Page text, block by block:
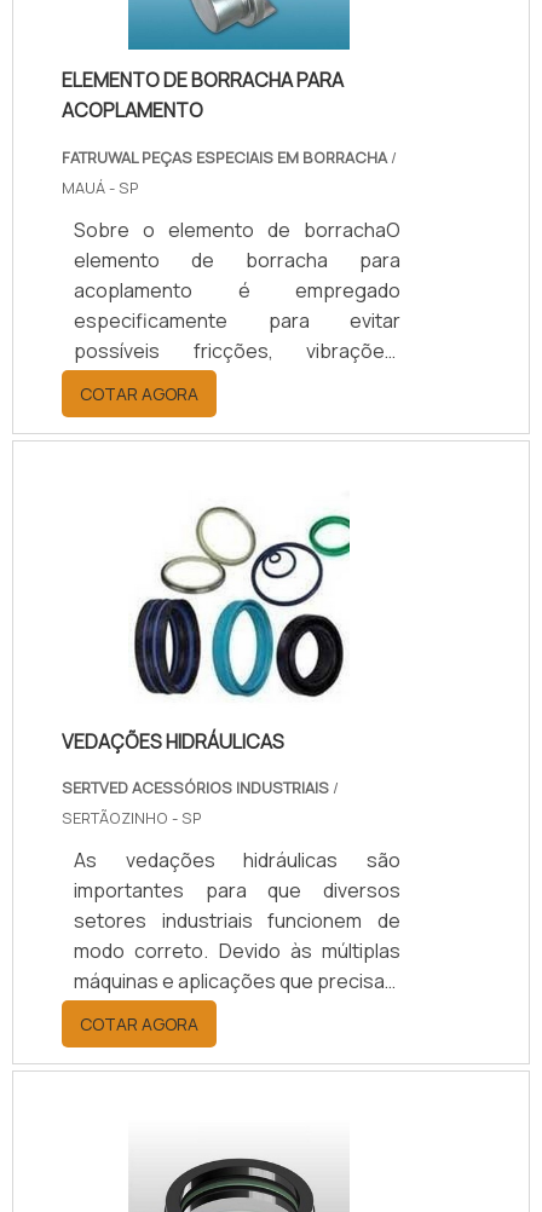
ELEMENTO DE BORRACHA PARA
ACOPLAMENTO
FATRUWAL PEÇAS ESPECIAIS EM BORRACHA /
MAUÁ - SP
Sobre o elemento de borrachaO
elemento de borracha para
acoplamento é empregado
especificamente para evitar
possíveis fricções, vibrações,
deslocamentos e fissuras dos
componentes metálicos dos
maquinários, realizando maior
máquinas pesadas, especialmente
as de aplicação industrial.Como os
acoplamentos são encontrados em
ligação de eixos rotativos, que
possivelmente sofrem
desalinhamento, necessitam da
proteção de um elemento de
trabal.
COTAR AGORA
VEDAÇÕES HIDRÁULICAS
SERTVED ACESSÓRIOS INDUSTRIAIS /
SERTÃOZINHO - SP
As vedações hidráulicas são
importantes para que diversos
setores industriais funcionem de
modo correto. Devido às múltiplas
máquinas e aplicações que precisam
de ótima estanqueidade, as
vedações podem ser empregadas
nos setores automobilísticos,
realizadas com o auxílio de
diferentes materiais de tamanhos
COTAR AGORA